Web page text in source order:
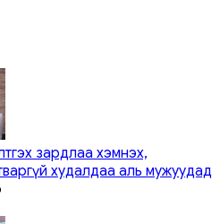
зардлаа хэмнэх,
худалдаа аль мужуудад